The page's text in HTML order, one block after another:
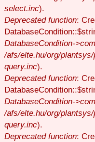
select.inc).
Deprecated function:
DatabaseCondition-
/afs/elte.hu/org/
query.inc).
Deprecated function:
DatabaseCondition-
/afs/elte.hu/org/
query.inc).
Deprecated function: